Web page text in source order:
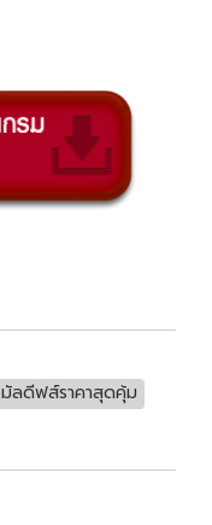
มัลดีฟส์ราคาสุดคุ้ม